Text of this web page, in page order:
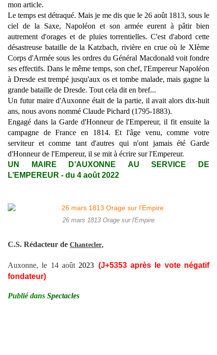
mon article.
Le temps est détraqué. Mais je me dis que le 26 août 1813, sous le
ciel de la Saxe, Napoléon et son armée eurent à pâtir bien
autrement d'orages et de pluies torrentielles. C'est d'abord cette
désastreuse bataille de la Katzbach, rivière en crue où le XIème
Corps d'Armée sous les ordres du Général Macdonald voit fondre
ses effectifs. Dans le même temps, son chef, l'Empereur Napoléon
à Dresde est trempé jusqu'aux os et tombe malade, mais gagne la
grande bataille de Dresde. Tout cela dit en bref...
Un futur maire d'Auxonne était de la partie, il avait alors dix-huit
ans, nous avons nommé Claude Pichard (1795-1883).
Engagé dans la Garde d'Honneur de l'Empereur, il fit ensuite la
campagne de France en 1814. Et l'âge venu, comme votre
serviteur et comme tant d'autres qui n'ont jamais été Garde
d'Honneur de l'Empereur, il se mit à écrire sur l'Empereur.
UN MAIRE D’AUXONNE
AU SERVICE DE
L’EMPEREUR - du 4 août 2022
26 mars 1813 Orage sur l'Empire
C.S. Rédacteur de Chantecler,
Auxonne, le 14 août 2023 (J+5353après le vote négatif
fondateur)
Publié dans Spectacles